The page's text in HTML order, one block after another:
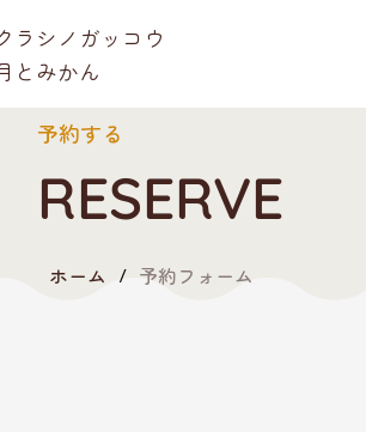
ラシノガッコウ
とみかん
予約する
RESERVE
ホーム / 予約フォーム